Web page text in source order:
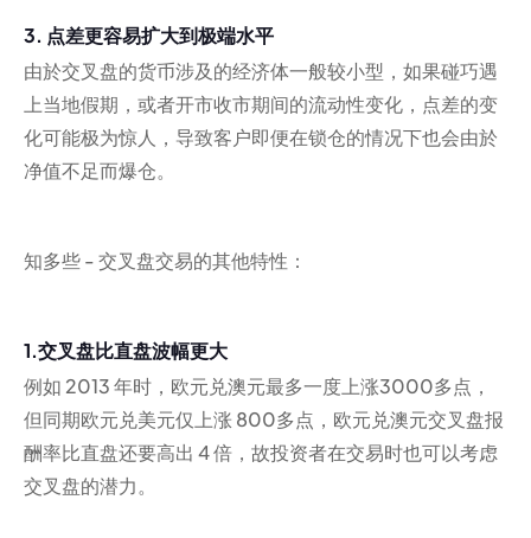
3. 点差更容易扩大到极端水平
由於交叉盘的货币涉及的经济体一般较小型，如果碰巧遇
上当地假期，或者开市收市期间的流动性变化，点差的变
化可能极为惊人，导致客户即便在锁仓的情况下也会由於
净值不足而爆仓。
知多些 - 交叉盘交易的其他特性：
1.交叉盘比直盘波幅更大
例如 2013 年时，欧元兑澳元最多一度上涨3000多点，
但同期欧元兑美元仅上涨 800多点，欧元兑澳元交叉盘报
酬率比直盘还要高出 4 倍，故投资者在交易时也可以考虑
交叉盘的潜力。